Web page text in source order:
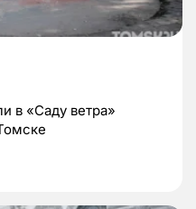
в «Саду ветра»